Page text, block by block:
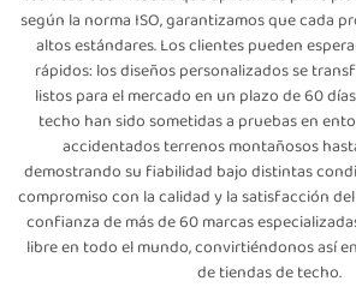
según la norma ISO, garantizamos que cada
altos estándares. Los clientes pueden
rápidos: los diseños personalizados se
listos para el mercado en un plazo de 60
techo han sido sometidas a pruebas en
accidentados terrenos montañosos
demostrando su fiabilidad bajo distintas
compromiso con la calidad y la satisfacción
confianza de más de 60 marcas
libre en todo el mundo, convirtiéndonos así
de tiendas de techo.